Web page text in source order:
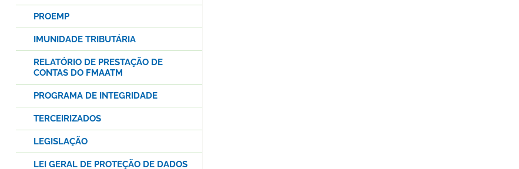
PROEMP
IMUNIDADE TRIBUTÁRIA
RELATÓRIO DE PRESTAÇÃO DE
CONTAS DO FMAATM
PROGRAMA DE INTEGRIDADE
TERCEIRIZADOS
LEGISLAÇÃO
LEI GERAL DE PROTEÇÃO DE DADOS